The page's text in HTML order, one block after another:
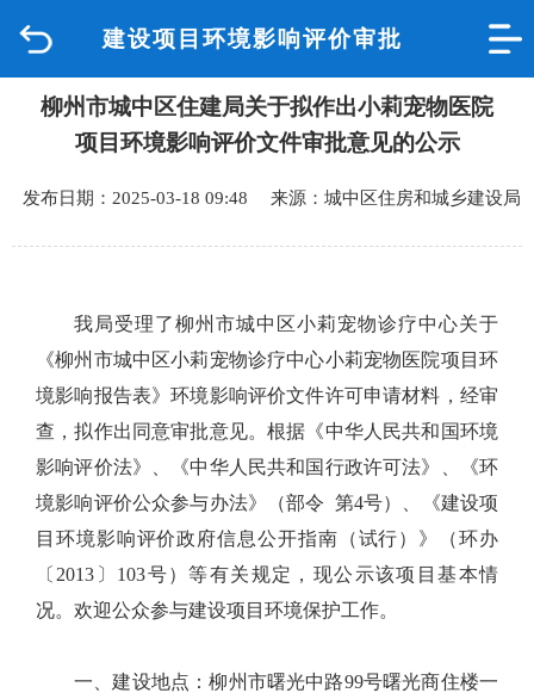
建设项目环境影响评价审批
品质城中
政府信息公开
互动回应
数据专题
柳州市城中区住建局关于拟作出小莉宠物医院
项目环境影响评价文件审批意见的公示
发布日期：2025-03-18 09:48 来源：城中区住房和城乡建设局
我局受理了柳州市城中区小莉宠物诊疗中心关于
《柳州市城中区小莉宠物诊疗中心小莉宠物医院项目环
境影响报告表》环境影响评价文件许可申请材料，经审
查，拟作出同意审批意见。根据《中华人民共和国环境
影响评价法》、《中华人民共和国行政许可法》、《环
境影响评价公众参与办法》（部令 第4号）、《建设项
目环境影响评价政府信息公开指南（试行）》（环办
〔2013〕103号）等有关规定，现公示该项目基本情
况。欢迎公众参与建设项目环境保护工作。
一、建设地点：柳州市曙光中路99号曙光商住楼一